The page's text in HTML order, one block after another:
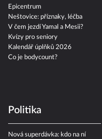
Epicentrum
Neštovice: příznaky, léčba
V čem jezdí Yamal a Mesii?
Kvízy pro seniory
Kalendář úplňků 2026
Co je bodycount?
Politika
Nová superdávka: kdo na ní